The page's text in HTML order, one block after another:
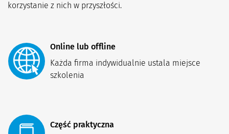
korzystanie z nich w przyszłości.
Online lub offline
Każda firma indywidualnie ustala miejsce
szkolenia
Część praktyczna